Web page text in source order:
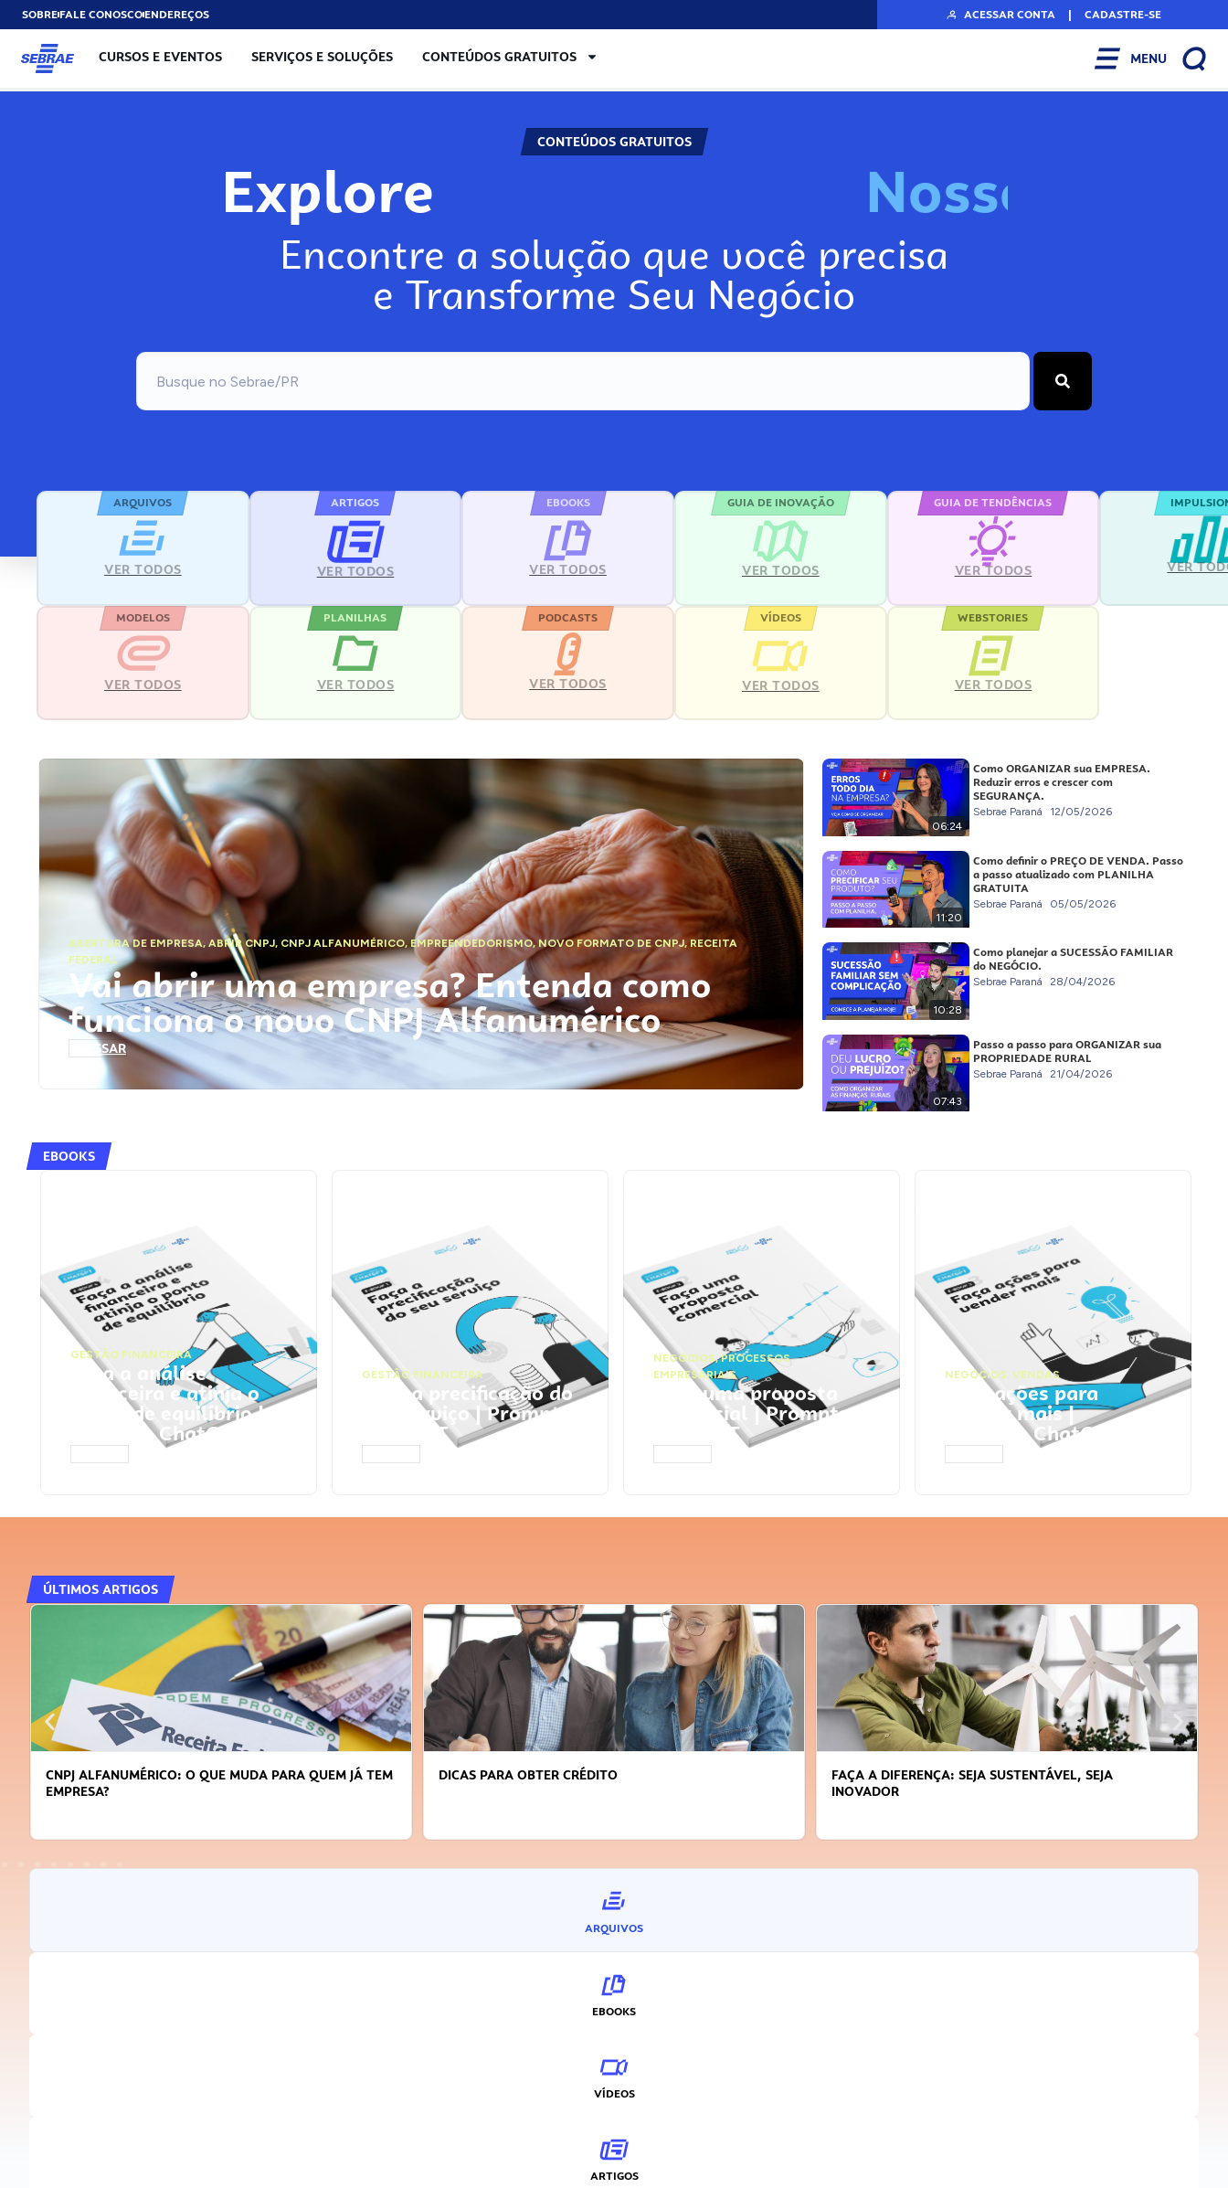
SOBREFALE CONOSCOENDEREÇOS ACESSAR CONTA | CADASTRE-SE
CURSOS E EVENTOS SERVIÇOS E SOLUÇÕES CONTEÚDOS GRATUITOS MENU
CONTEÚDOS GRATUITOS
Explore Nosso
Encontre a solução que você precisa
e Transforme Seu Negócio
ARQUIVOS
VER TODOS
ARTIGOS
VER TODOS
EBOOKS
VER TODOS
GUIA DE INOVAÇÃO
VER TODOS
GUIA DE TENDÊNCIAS
VER TODOS VER
MODELOS
VER TODOS
PLANILHAS
VER TODOS
PODCASTS
VER TODOS
VÍDEOS
VER TODOS
WEBSTORIES
VER TODOS
ABERTURA DE EMPRESA,ABRIR CNPJ, CNPJ ALFANUMÉRICO, EMPREENDEDORISMO,NOVO FORMATO DE CNPJ,RECEITA
FEDERAL
Vai abrir uma empresa? Entenda como
funciona o novo CNPJ Alfanumérico
ACESSAR
06:24
Como ORGANIZAR sua EMPRESA.
Reduzir erros e crescer com
SEGURANÇA.
Sebrae Paraná 12/05/2026
11:20
Como definir o PREÇO DE VENDA. Passo
a passo atualizado com PLANILHA
GRATUITA
Sebrae Paraná 05/05/2026
10:28
Como planejar a SUCESSÃO FAMILIAR
do NEGÓCIO.
Sebrae Paraná 28/04/2026
07:43
Passo a passo para ORGANIZAR sua
PROPRIEDADE RURAL
Sebrae Paraná 21/04/2026
EBOOKS
GESTÃO FINANCEIRA
Faça a análise
financeira e atinja o
ponto de equilíbrio |
Prompts ChatGPT
GESTÃO FINANCEIRA
Faça a precificação do
seu serviço | Prompts
ChatGPT
NEGÓCIOS,PROCESSOS
EMPRESARIAIS
Faça uma proposta
comercial | Prompts
ChatGPT
NEGÓCIOS, VENDAS
Faça ações para
vender mais |
Prompts ChatGPT
ÚLTIMOS ARTIGOS
CNPJ ALFANUMÉRICO: O QUE MUDA PARA QUEM JÁ TEM
EMPRESA?
DICAS PARA OBTER CRÉDITO
FAÇA A DIFERENÇA: SEJA SUSTENTÁVEL, SEJA
INOVADOR
ARQUIVOS
EBOOKS
VÍDEOS
ARTIGOS